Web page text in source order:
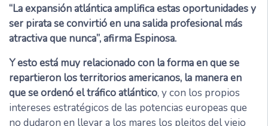
“La expansión atlántica amplifica estas oportunidades y
ser pirata se convirtió en una salida profesional más
atractiva que nunca”, afirma Espinosa.
Y esto está muy relacionado con la forma en que se
repartieron los territorios americanos, la manera en
que se ordenó el tráfico atlántico, y con los propios
intereses estratégicos de las potencias europeas que
no dudaron en llevar a los mares los pleitos del viejo